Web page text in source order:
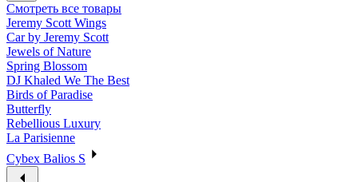
Смотреть все товары
Jeremy Scott Wings
Car by Jeremy Scott
Jewels of Nature
Spring Blossom
DJ Khaled We The Best
Birds of Paradise
Butterfly
Rebellious Luxury
La Parisienne
Cybex Balios S